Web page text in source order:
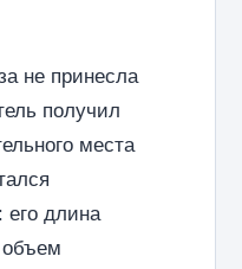
не принесла
получил
места
его длина